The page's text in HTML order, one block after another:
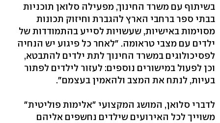
בשיתוף עם משרד החינוך, מפעילה סלואן תוכניות
בבתי ספר ברחבי הארץ להגברת וחיזוק תכונות
מסוימות באישיות, שעשויות לסייע בהתמודדות של
ילדים עם מצבי טראומה. "לאחר כל פיגוע יש הנחיה
לפסיכולוגים במשרד החינוך לתת ילדים להתבטא,
וכן לפעול במישורים נוספים: לעזור לילדים לפתור
בעיות, לנתח את המצב ולהאמין בעצמם".
לדברי סלואן, המושג המקצועי "אלימות פוליטית"
משוייך לכל האירועים שילדים נחשפים אליהם